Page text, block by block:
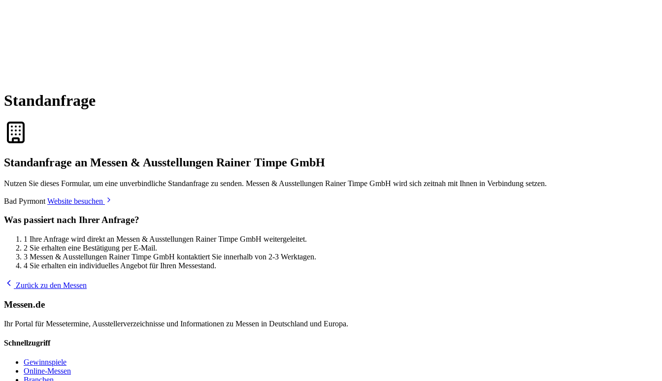
Standanfrage
Standanfrage an Messen & Ausstellungen Rainer Timpe GmbH
Nutzen Sie dieses Formular, um eine unverbindliche Standanfrage zu senden. Messen & Ausstellungen Rainer Timpe GmbH wird sich zeitnah mit Ihnen in Verbindung setzen.
Bad Pyrmont Website besuchen
Was passiert nach Ihrer Anfrage?
1 Ihre Anfrage wird direkt an Messen & Ausstellungen Rainer Timpe GmbH weitergeleitet.
2 Sie erhalten eine Bestätigung per E-Mail.
3 Messen & Ausstellungen Rainer Timpe GmbH kontaktiert Sie innerhalb von 2-3 Werktagen.
4 Sie erhalten ein individuelles Angebot für Ihren Messestand.
Zurück zu den Messen
Messen.de
Ihr Portal für Messetermine, Ausstellerverzeichnisse und Informationen zu Messen in Deutschland und Europa.
Schnellzugriff
Gewinnspiele
Online-Messen